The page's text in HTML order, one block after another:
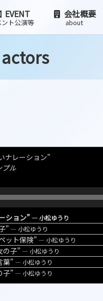
EVENT
ント公演等
会社概要
about
actors
ナレーション”
プル
ション” — 小松ゆうり
” — 小松ゆうり
ット保険” — 小松ゆうり
の子” — 小松ゆうり
葉” — 小松ゆうり
子” — 小松ゆうり